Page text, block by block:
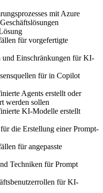
mit Azure
für vorgefertigte
Einschränkungen für KI-
für in Copilot
Agents erstellt oder
werden sollen
KI-Modelle erstellt
die Erstellung einer Prompt-
für angepasste
Techniken für Prompt
für KI-